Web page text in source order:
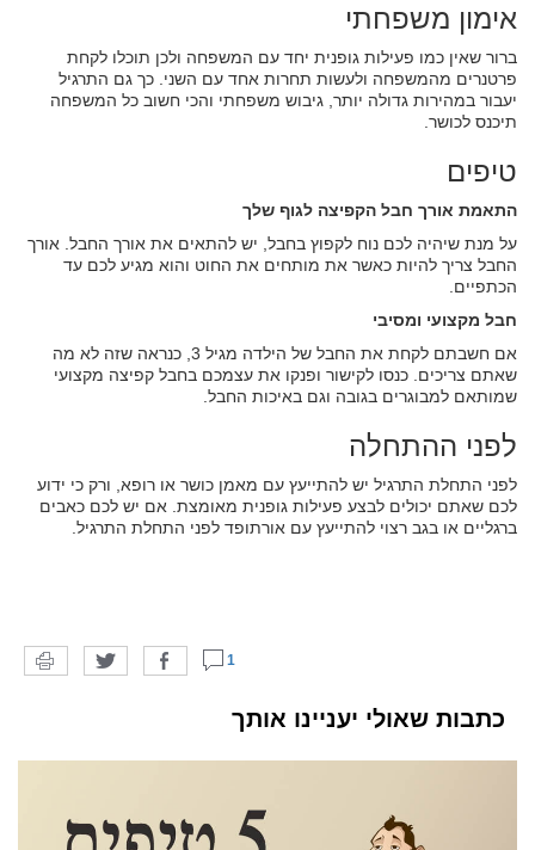
אימון משפחתי
ברור שאין כמו פעילות גופנית יחד עם המשפחה ולכן תוכלו לקחת
פרטנרים מהמשפחה ולעשות תחרות אחד עם השני. כך גם התרגיל
יעבור במהירות גדולה יותר, גיבוש משפחתי והכי חשוב כל המשפחה
תיכנס לכושר.
טיפים
התאמת אורך חבל הקפיצה לגוף שלך
על מנת שיהיה לכם נוח לקפוץ בחבל, יש להתאים את אורך החבל. אורך
החבל צריך להיות כאשר את מותחים את החוט והוא מגיע לכם עד
הכתפיים.
חבל מקצועי ומסיבי
אם חשבתם לקחת את החבל של הילדה מגיל 3, כנראה שזה לא מה
שאתם צריכים. כנסו לקישור ופנקו את עצמכם בחבל קפיצה מקצועי
שמותאם למבוגרים בגובה וגם באיכות החבל.
לפני ההתחלה
לפני התחלת התרגיל יש להתייעץ עם מאמן כושר או רופא, ורק כי ידוע
לכם שאתם יכולים לבצע פעילות גופנית מאומצת. אם יש לכם כאבים
ברגליים או בגב רצוי להתייעץ עם אורתופד לפני התחלת התרגיל.
1
כתבות שאולי יעניינו אותך